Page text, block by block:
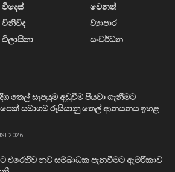
විදෙස්
විනිවිද
විලාසිතා
වෙනත්
ව්‍යාපාර
සංවර්ධන
තෙල් සැපයුම අඩුවීම පියවා ගැනීමට
සමාගම රුසියානු තෙල් ආනයනය ඉහළ
2026
එරෙහිව නව සම්බාධක පැනවීමට ඇමරිකාව